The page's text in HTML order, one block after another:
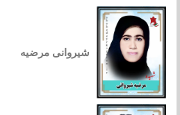
شیروانی مرضیه